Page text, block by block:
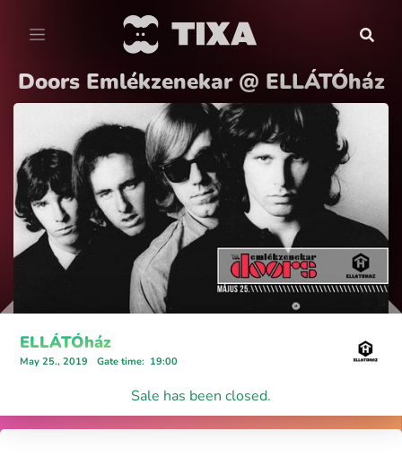
Doors Emlékzenekar @ ELLÁTÓház
ELLÁTÓház
May 25., 2019 Gate time: 19:00
Sale has been closed.